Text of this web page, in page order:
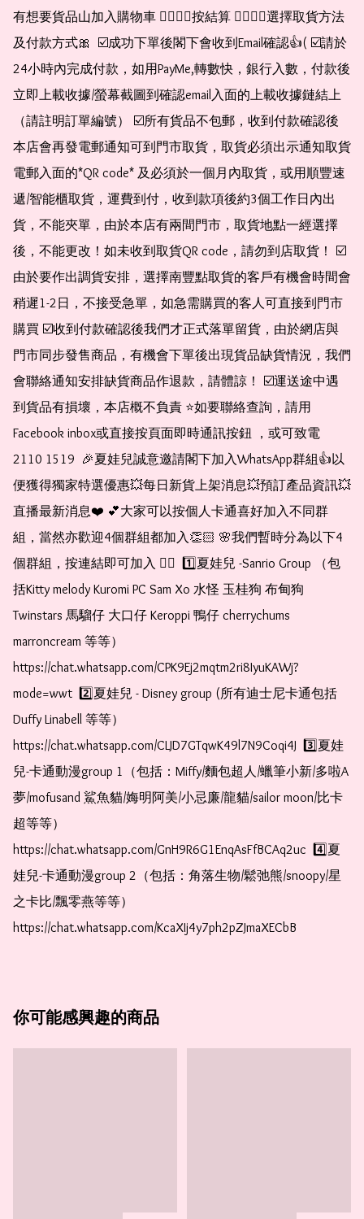
有想要貨品山加入購物車 👉🏻👉🏻按結算 👉🏻👉🏻選擇取貨方法
及付款方式🎀  ☑️成功下單後閣下會收到Email確認👍( ☑️請於
24小時內完成付款，如用PayMe,轉數快，銀行入數，付款後
立即上載收據/螢幕截圖到確認email入面的上載收據鏈結上
（請註明訂單編號） ☑️所有貨品不包郵，收到付款確認後
本店會再發電郵通知可到門市取貨，取貨必須出示通知取貨
電郵入面的*QR code* 及必須於一個月內取貨，或用順豐速
遞/智能櫃取貨，運費到付，收到款項後約3個工作日內出
貨，不能夾單，由於本店有兩間門市，取貨地點一經選擇
後，不能更改！如未收到取貨QR code，請勿到店取貨！ ☑️
由於要作出調貨安排，選擇南豐點取貨的客戶有機會時間會
稍遲1-2日，不接受急單，如急需購買的客人可直接到門市
購買 ☑️收到付款確認後我們才正式落單留貨，由於網店與
門市同步發售商品，有機會下單後出現貨品缺貨情況，我們
會聯絡通知安排缺貨商品作退款，請體諒！ ☑️運送途中遇
到貨品有損壞，本店概不負責 ⭐️如要聯絡查詢，請用
Facebook inbox或直接按頁面即時通訊按鈕 ，或可致電
2110 1519  🎉夏娃兒誠意邀請閣下加入WhatsApp群組👍以
便獲得獨家特選優惠💥每日新貨上架消息💥預訂產品資訊💥
直播最新消息❤️ 💕大家可以按個人卡通喜好加入不同群
組，當然亦歡迎4個群組都加入👏🏻 🌸我們暫時分為以下4
個群組，按連結即可加入 👇🏻  1️⃣夏娃兒 -Sanrio Group （包
括Kitty melody Kuromi PC Sam Xo 水怪 玉桂狗 布甸狗
Twinstars 馬騮仔 大口仔 Keroppi 鴨仔 cherrychums
marroncream 等等）
https://chat.whatsapp.com/CPK9Ej2mqtm2ri8IyuKAWj?
mode=wwt  2️⃣夏娃兒 - Disney group (所有迪士尼卡通包括
Duffy Linabell 等等）
https://chat.whatsapp.com/CLJD7GTqwK49l7N9Coqi4J  3️⃣夏娃
兒-卡通動漫group 1（包括：Miffy/麵包超人/蠟筆小新/多啦A
夢/mofusand 鯊魚貓/娒明阿美/小忌廉/龍貓/sailor moon/比卡
超等等）
https://chat.whatsapp.com/GnH9R6G1EnqAsFfBCAq2uc  4️⃣夏
娃兒-卡通動漫group 2（包括：角落生物/鬆弛熊/snoopy/星
之卡比/飄零燕等等）
https://chat.whatsapp.com/KcaXIj4y7ph2pZJmaXECbB
你可能感興趣的商品